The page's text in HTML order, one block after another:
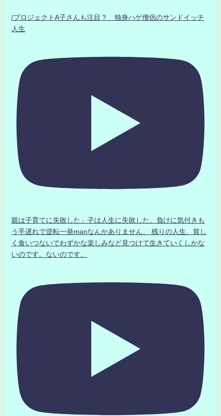
/プロジェクトA子さんも注目？ 独身ハゲ僧侶のサンドイッチ
人生
親は子育てに失敗した」子は人生に失敗した。負けに気付きも
う手遅れで逆転一発manなんかありません、 残りの人生、貧し
く食いつないでわずかな楽しみなど見つけて生きていくしかな
いのです。ないのです。